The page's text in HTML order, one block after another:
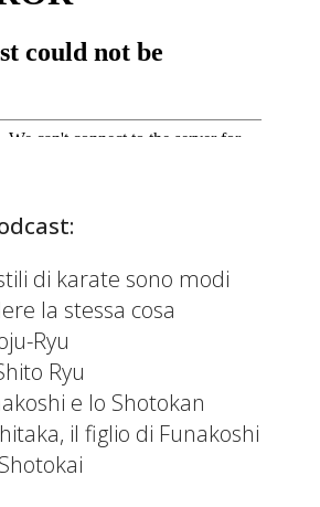
di karate sono modi
la stessa cosa
Ryu
Ryu
e lo Shotokan
il figlio di Funakoshi